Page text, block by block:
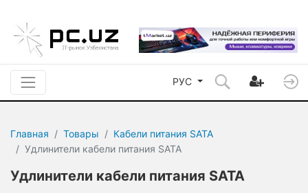
РУС
Главная Товары
Кабели питания SATA
Удлинители кабели питания SATA
Удлинители кабели питания SATA